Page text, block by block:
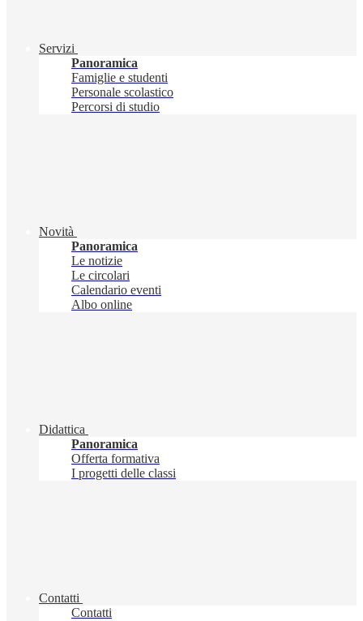
Servizi
Panoramica
Famiglie e studenti
Personale scolastico
Percorsi di studio
Novità
Panoramica
Le notizie
Le circolari
Calendario eventi
Albo online
Didattica
Panoramica
Offerta formativa
I progetti delle classi
Contatti
Contatti